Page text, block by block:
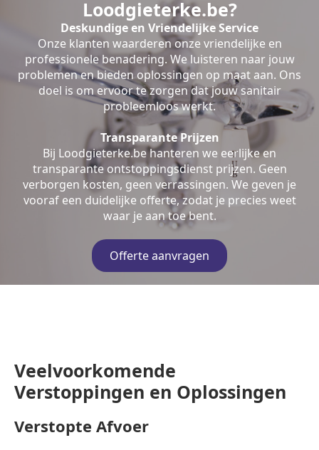
Loodgieterke.be?
Deskundige en Vriendelijke Service
Onze klanten waarderen onze vriendelijke en
professionele benadering. We luisteren naar jouw
problemen en bieden oplossingen op maat aan. Ons
doel is om ervoor te zorgen dat jouw sanitair
probleemloos werkt.
Transparante Prijzen
Bij Loodgieterke.be hanteren we eerlijke en
transparante ontstoppingsdienst prijzen. Geen
verborgen kosten, geen verrassingen. We geven je
vooraf een duidelijke offerte, zodat je precies weet
waar je aan toe bent.
Offerte aanvragen
Veelvoorkomende
Verstoppingen en Oplossingen
Verstopte Afvoer